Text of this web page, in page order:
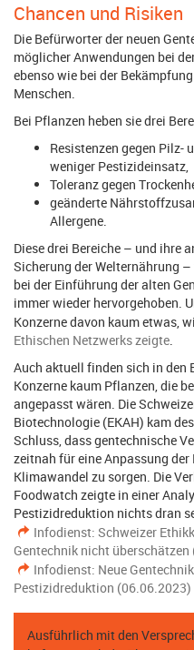
Chancen und Risiken
Die Befürworter der neuen
möglicher Anwendungen bei
ebenso wie bei der
Menschen.
Bei Pflanzen heben sie drei
Resistenzen gegen Pilz-
weniger Pestizideinsatz,
Toleranz gegen
geänderte
Allergene.
Diese drei Bereiche – und ihre
Sicherung der Welternährung
bei der Einführung der alten
immer wieder hervorgehoben.
Konzerne davon kaum etwas,
Ethischen Netzwerks zeigte.
Auch aktuell finden sich in den
Konzerne kaum Pflanzen, die
angepasst wären. Die
Biotechnologie (EKAH) kam
Schluss, dass gentechnische
zeitnah für eine Anpassung
Klimawandel zu sorgen. Die
Foodwatch zeigte in einer
Pestizidreduktion nichts dran
Infodienst: Schweizer
Gentechnik nicht überschätzen
Infodienst: Neue
Pestizidreduktion (06.06.2023)
Ausführlich mit den